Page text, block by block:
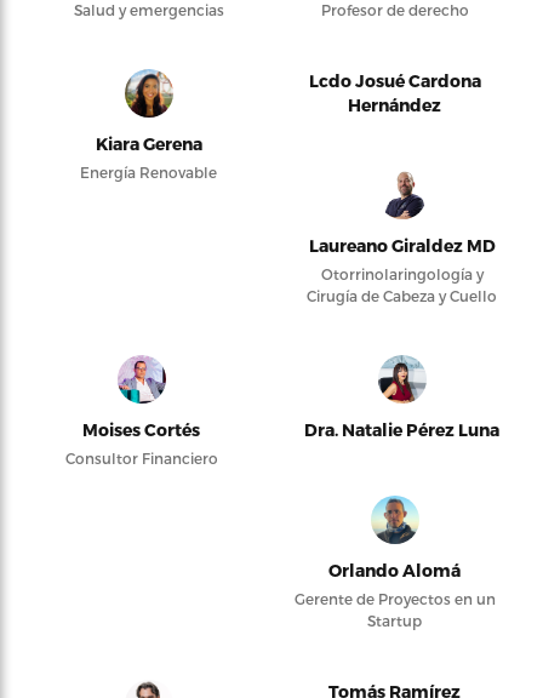
Salud y emergencias Profesor de derecho
Kiara Gerena
Energía Renovable
Lcdo Josué Cardona
Hernández
Laureano Giraldez MD
Otorrinolaringología y
Cirugía de Cabeza y Cuello
Moises Cortés
Consultor Financiero
Dra. Natalie Pérez Luna
Orlando Alomá
Gerente de Proyectos en un
Startup
Tomás Ramírez